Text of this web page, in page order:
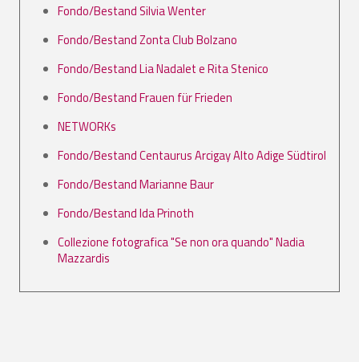
Fondo/Bestand Silvia Wenter
Fondo/Bestand Zonta Club Bolzano
Fondo/Bestand Lia Nadalet e Rita Stenico
Fondo/Bestand Frauen für Frieden
NETWORKs
Fondo/Bestand Centaurus Arcigay Alto Adige Südtirol
Fondo/Bestand Marianne Baur
Fondo/Bestand Ida Prinoth
Collezione fotografica "Se non ora quando" Nadia
Mazzardis